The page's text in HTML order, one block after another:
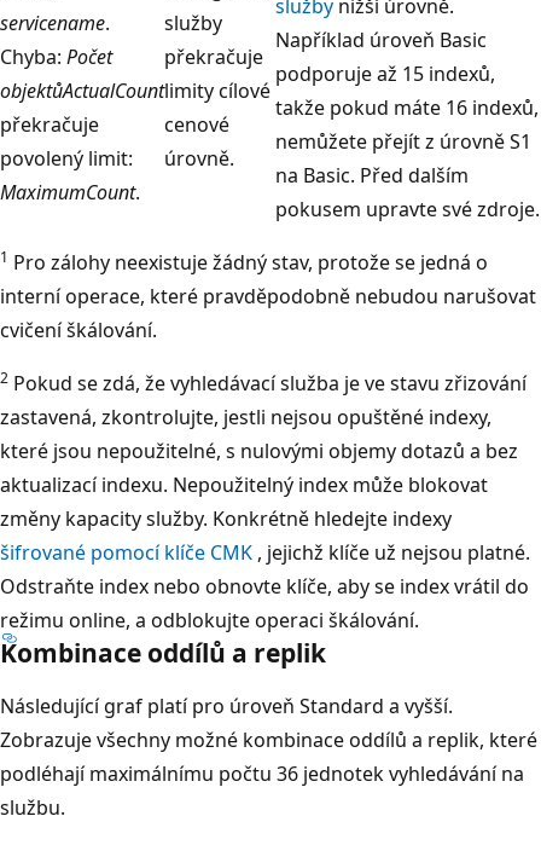
servicename.
Chyba: Počet
objektůActualCount
překračuje
povolený limit:
MaximumCount.
služby
překračuje
limity cílové
cenové
úrovně.
služby nižší úrovně.
Například úroveň Basic
podporuje až 15 indexů,
takže pokud máte 16 indexů,
nemůžete přejít z úrovně S1
na Basic. Před dalším
pokusem upravte své zdroje.
1 Pro zálohy neexistuje žádný stav, protože se jedná o
interní operace, které pravděpodobně nebudou narušovat
cvičení škálování.
2 Pokud se zdá, že vyhledávací služba je ve stavu zřizování
zastavená, zkontrolujte, jestli nejsou opuštěné indexy,
které jsou nepoužitelné, s nulovými objemy dotazů a bez
aktualizací indexu. Nepoužitelný index může blokovat
změny kapacity služby. Konkrétně hledejte indexy
šifrované pomocí klíče CMK , jejichž klíče už nejsou platné.
Odstraňte index nebo obnovte klíče, aby se index vrátil do
režimu online, a odblokujte operaci škálování.
Kombinace oddílů a replik
Následující graf platí pro úroveň Standard a vyšší.
Zobrazuje všechny možné kombinace oddílů a replik, které
podléhají maximálnímu počtu 36 jednotek vyhledávání na
službu.